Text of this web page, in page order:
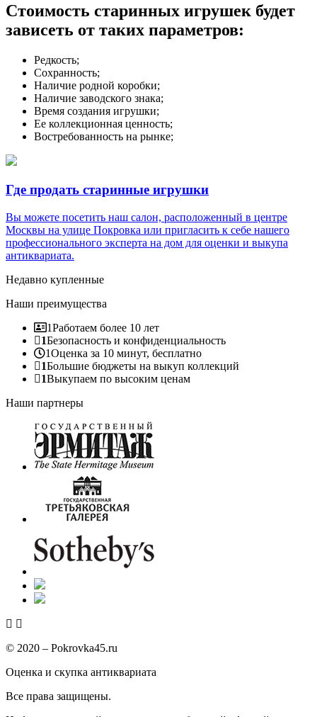
Стоимость старинных игрушек будет
зависеть от таких параметров:
Редкость;
Сохранность;
Наличие родной коробки;
Наличие заводского знака;
Время создания игрушки;
Ее коллекционная ценность;
Востребованность на рынке;
Где продать старинные игрушки
Вы можете посетить наш салон, расположенный в центре
Москвы на улице Покровка или пригласить к себе нашего
профессионального эксперта на дом для оценки и выкупа
антиквариата.
Недавно купленные
Наши преимущества
1Работаем более 10 лет
1Безопасность и конфиденциальность
1Оценка за 10 минут, бесплатно
1Большие бюджеты на выкуп коллекций
1Выкупаем по высоким ценам
Наши партнеры
© 2020 – Pokrovka45.ru
Оценка и скупка антиквариата
Все права защищены.